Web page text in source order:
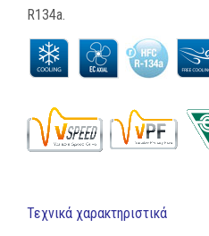
R134a.
Τεχνικά χαρακτηριστικά